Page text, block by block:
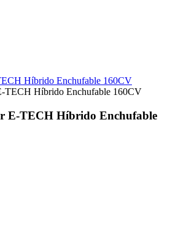
Híbrido Enchufable 160CV
E-TECH Híbrido Enchufable